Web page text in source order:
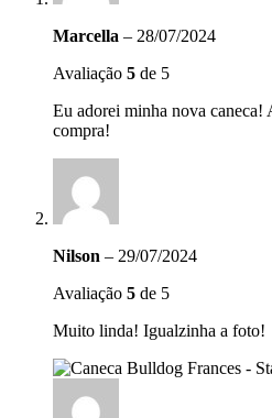
Marcella – 28/07/2024
Avaliação 5 de 5
Eu adorei minha nova caneca!
compra!
Nilson – 29/07/2024
Avaliação 5 de 5
Muito linda! Igualzinha a foto!